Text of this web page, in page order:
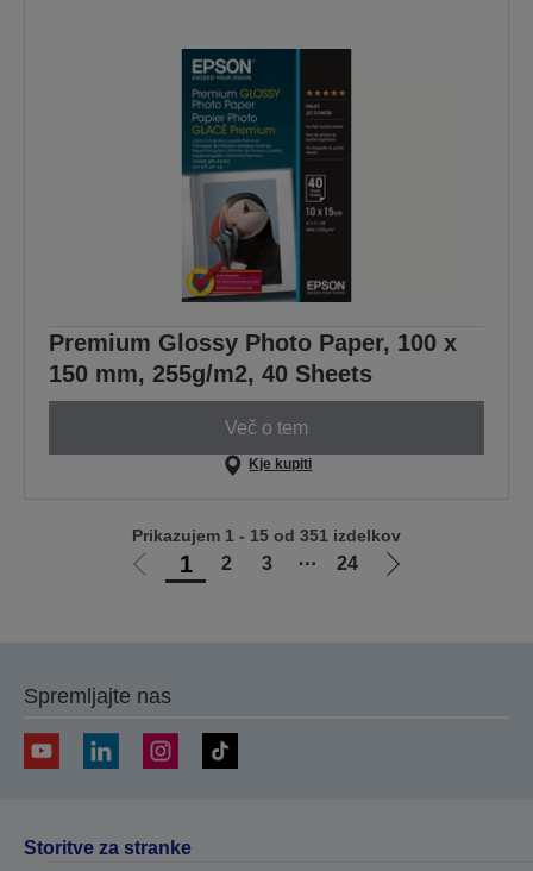
Premium Glossy Photo Paper, 100 x
150 mm, 255g/m2, 40 Sheets
Več o tem
Kje kupiti
Pojdi1 2 3 ⋯ 24
Pojdi
Prikazujem 1 - 15 od 351 izdelkov
Spremljajte nas
Storitve za stranke